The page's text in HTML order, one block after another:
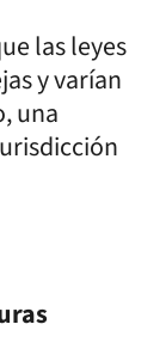
las leyes
y varían
una